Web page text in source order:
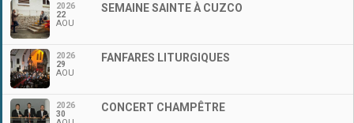
2026
22
AOU
SEMAINE SAINTE À CUZCO
2026
29
AOU
FANFARES LITURGIQUES
2026
30
CONCERT CHAMPÊTRE